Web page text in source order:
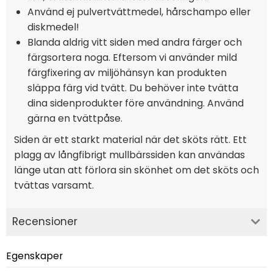
Använd ej pulvertvättmedel, hårschampo eller
diskmedel!
Blanda aldrig vitt siden med andra färger och
färgsortera noga. Eftersom vi använder mild
färgfixering av miljöhänsyn kan produkten
släppa färg vid tvätt. Du behöver inte tvätta
dina sidenprodukter före användning. Använd
gärna en tvättpåse.
Siden är ett starkt material när det sköts rätt. Ett
plagg av långfibrigt mullbärssiden kan användas
länge utan att förlora sin skönhet om det sköts och
tvättas varsamt.
Recensioner
Egenskaper